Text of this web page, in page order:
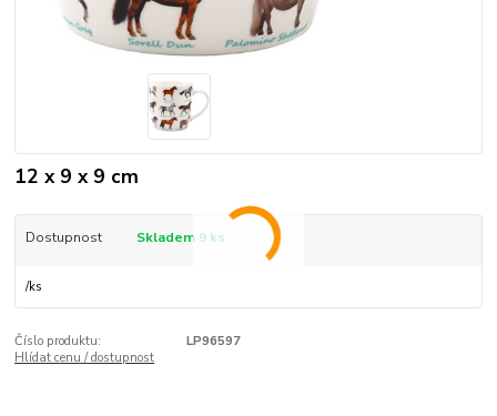
12 x 9 x 9 cm
Dostupnost Skladem 9 ks
/ks
Číslo produktu:
LP96597
Hlídat cenu / dostupnost